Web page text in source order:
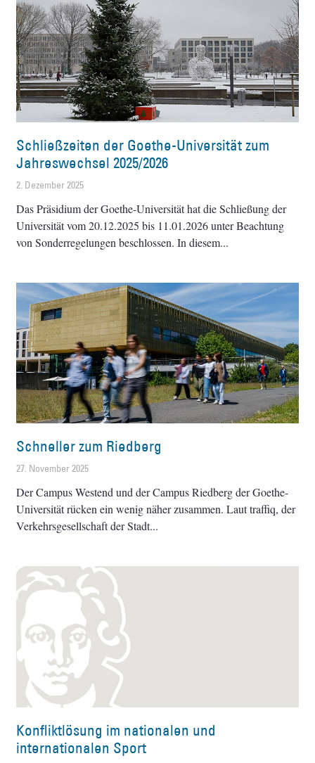
Schließzeiten der Goethe-Universität zum
Jahreswechsel 2025/2026
2. Dezember 2025
Das Präsidium der Goethe-Universität hat die Schließung der
Universität vom 20.12.2025 bis 11.01.2026 unter Beachtung
von Sonderregelungen beschlossen. In diesem
Schneller zum Riedberg
27. November 2025
Der Campus Westend und der Campus Riedberg der Goethe-
Universität rücken ein wenig näher zusammen. Laut traffiq, der
Verkehrsgesellschaft der Stadt
Konfliktlösung im nationalen und
internationalen Sport